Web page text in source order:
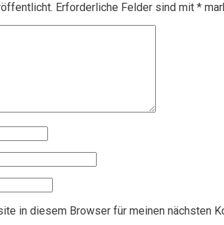
Erforderliche Felder sind mit *
in diesem Browser für meinen nächsten